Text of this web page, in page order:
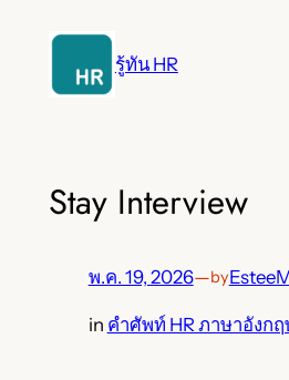
รู้ทัน HR
Stay Interview
พ.ค. 19, 2026—by
in คำศัพท์ HR ภาษาอังก